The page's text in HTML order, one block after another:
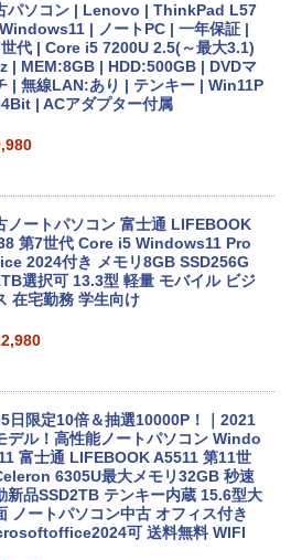
Soundcore Liberty 5 ミッドナイトブ
ゅーす コードレス ENCノイズキャン
グ 自動ペアリング Type-C充電 マイク
防水 タッチ式音量調整 スポーツ/通勤/通
会議(ホワイト)
ANC 36時間再生
Road (Stadium ver.)
LIFE
天然水ラベルレス 2L×9本
コーラ やかんの麦茶 from 爽健美茶 ラ
ス 650mlPET×24本
モノクロ版 39 (ジャンプ
クスDIGITAL)
モノクロ版 115 (ジャンプコミッ
パソコン | Lenovo | ThinkPad L57
| ノートPC | 一年保証 |
代 | Core i5 7200U 2.5(～最大3.1)
| MEM:8GB | HDD:500GB | DVDマ
| 無線LAN:あり | テンキー | Win11P
| ACアダプター付属
ノートパソコン 富士通 LIFEBOOK
第7世代 Core i5 Windows11 Pro
2024付き メモリ8GB SSD256G
選択可 13.3型 軽量 モバイル ビジ
在宅勤務 学生向け
日限定10倍＆抽選10000P！｜2021
デル！高性能ノートパソコン Windo
富士通 LIFEBOOK A5511 第11世
6305U最大メモリ32GB 秒速
新品SSD2TB テンキー内蔵 15.6型大
ノートパソコン中古 オフィス付き
可 送料無料 WIFI